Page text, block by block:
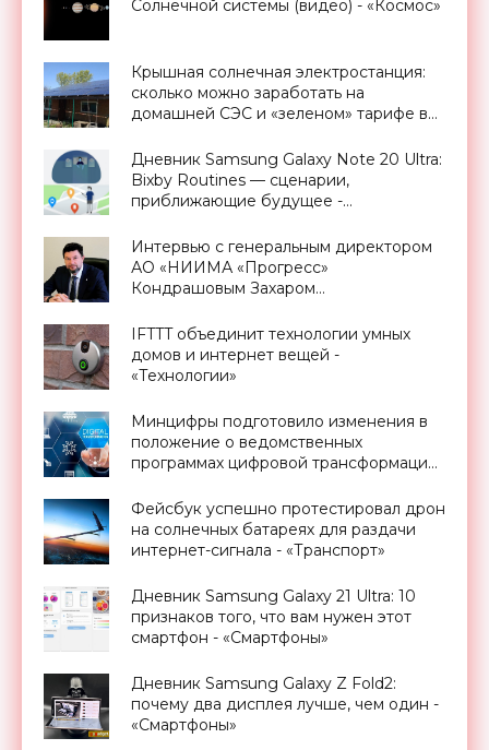
Солнечной системы (видео) - «Космос»
Крышная солнечная электростанция:
сколько можно заработать на
домашней СЭС и «зеленом» тарифе в
Дневник Samsung Galaxy Note 20 Ultra:
Bixby Routines — сценарии,
приближающие будущее -
Интервью с генеральным директором
АО «НИИМА «Прогресс»
Кондрашовым Захаром
Форума «Микроэлектроника-2021» -
«Смартфоны»
IFTTT объединит технологии умных
домов и интернет вещей -
«Технологии»
Минцифры подготовило изменения в
положение о ведомственных
программах цифровой трансформации
Фейсбук успешно протестировал дрон
на солнечных батареях для раздачи
интернет-сигнала - «Транспорт»
Дневник Samsung Galaxy 21 Ultra: 10
признаков того, что вам нужен этот
смартфон - «Смартфоны»
Дневник Samsung Galaxy Z Fold2:
почему два дисплея лучше, чем один -
«Смартфоны»